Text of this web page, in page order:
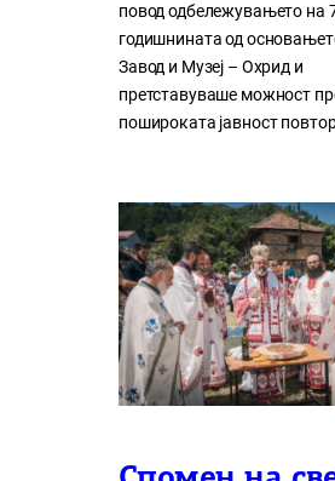
повод одбележувањето на
годишнината од
Завод и Музеј – Охрид и
претставуваше можност
пошироката јавност